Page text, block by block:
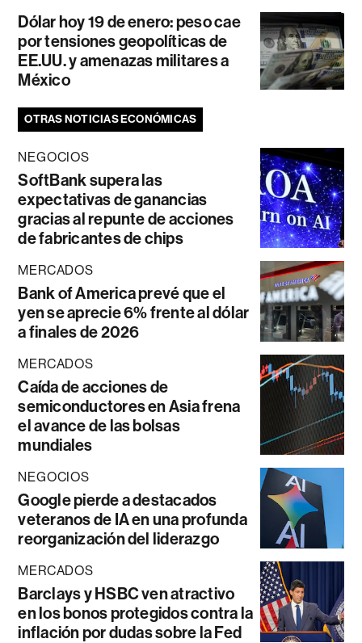
Dólar hoy 19 de enero: peso cae
por tensiones geopolíticas de
EE.UU. y amenazas militares a
México
OTRAS NOTICIAS ECONÓMICAS
NEGOCIOS
SoftBank supera las
expectativas de ganancias
gracias al repunte de acciones
de fabricantes de chips
MERCADOS
Bank of America prevé que el
yen se aprecie 6% frente al dólar
a finales de 2026
MERCADOS
Caída de acciones de
semiconductores en Asia frena
el avance de las bolsas
mundiales
NEGOCIOS
Google pierde a destacados
veteranos de IA en una profunda
reorganización del liderazgo
MERCADOS
Barclays y HSBC ven atractivo
en los bonos protegidos contra la
inflación por dudas sobre la Fed